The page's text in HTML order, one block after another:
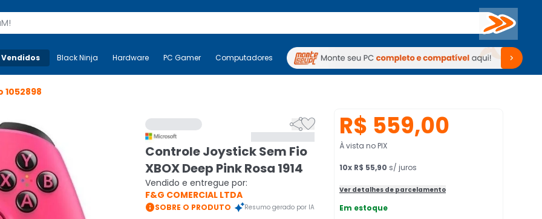
Buscar
Mais-v- Black Ninja Hardware PC Gamer Computadores Periféricos TV Venda no KaBuM!
Black Ninja Hardware PC Gamer Computadores Periféricos TV Venda no KaBuM!
1052898

Controle Joystick Sem Fio
XBOX Deep Pink Rosa 1914
Vendido e entregue por:
F&G COMERCIAL LTDA
SOBRE O PRODUTO Resumo gerado por IA
R$ 559,00
À vista no PIX
10x R$ 55,90 s/ juros
Ver detalhes de parcelamento
Em estoque